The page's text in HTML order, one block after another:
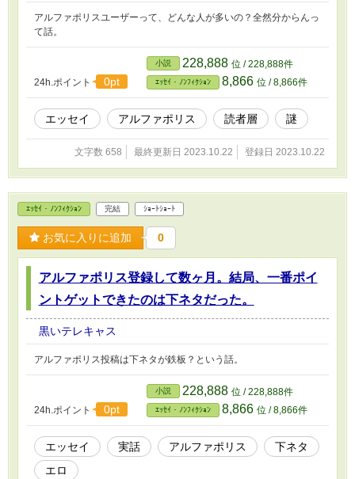
アルファポリスユーザーって、どんな人が多いの？全然分からんっ
て話。
24h.ポイント 0pt
小説 228,888 位 / 228,888件
ｴｯｾｲ・ﾉﾝﾌｨｸｼｮﾝ 8,866 位 / 8,866件
エッセイ アルファポリス 読者層 謎
文字数 658 最終更新日 2023.10.22 登録日 2023.10.22
ｴｯｾｲ・ﾉﾝﾌｨｸｼｮﾝ 完結 ｼｮｰﾄｼｮｰﾄ
お気に入りに追加 0
アルファポリス登録して数ヶ月。結局、一番ポイ
ントゲットできたのは下ネタだった。
黒いテレキャス
アルファポリス投稿は下ネタが鉄板？という話。
24h.ポイント 0pt
小説 228,888 位 / 228,888件
ｴｯｾｲ・ﾉﾝﾌｨｸｼｮﾝ 8,866 位 / 8,866件
エッセイ 実話 アルファポリス
下ネタ
エロ